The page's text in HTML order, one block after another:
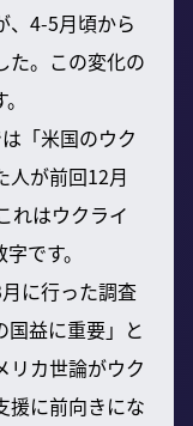
、4-5月頃から
た。この変化の
「米国のウク
人が前回12月
れはウクライ
です。
に行った調査
益に重要」と
リカ世論がウク
援に前向きにな